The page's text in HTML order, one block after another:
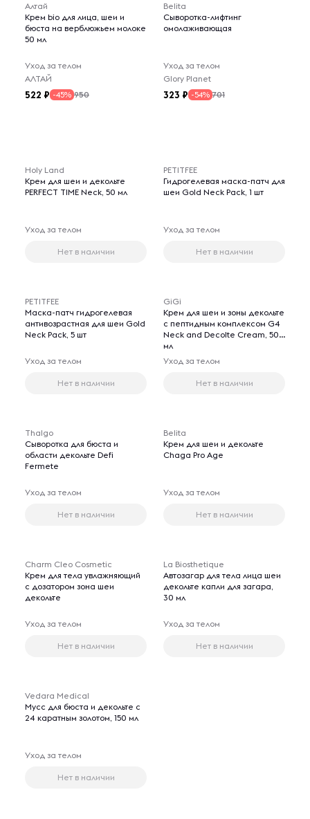
Алтай
Крем bio для лица, шеи и
бюста на верблюжьем молоке
50 мл
Уход за телом
АЛТАЙ
522 -45% 950
Belita
Сыворотка-лифтинг
омолаживающая
Уход за телом
Glory Planet
323 -54% 701
Holy Land
Крем для шеи и декольте
PERFECT TIME Neck, 50 мл
Уход за телом
Нет в наличии
PETITFEE
Гидрогелевая маска-патч для
шеи Gold Neck Pack, 1 шт
Уход за телом
Нет в наличии
PETITFEE
Маска-патч гидрогелевая
антивозрастная для шеи Gold
Neck Pack, 5 шт
Уход за телом
Нет в наличии
GiGi
Крем для шеи и зоны декольте
с пептидным комплексом G4
Neck and Decolte Cream, 50
мл
Уход за телом
Нет в наличии
Thalgo
Сыворотка для бюста и
области декольте Defi
Fermete
Уход за телом
Нет в наличии
Belita
Крем для шеи и декольте
Chaga Pro Age
Уход за телом
Нет в наличии
Charm Cleo Cosmetic
Крем для тела увлажняющий
с дозатором зона шеи
декольте
Уход за телом
Нет в наличии
La Biosthetique
Автозагар для тела лица шеи
декольте капли для загара,
30 мл
Уход за телом
Нет в наличии
Vedara Medical
Мусс для бюста и декольте с
24 каратным золотом, 150 мл
Уход за телом
Нет в наличии